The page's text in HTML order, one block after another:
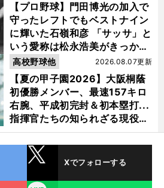
【プロ野球】門田博光の加入で
守ったレフトでもベストナイン
に輝いた石嶺和彦 「サッサ」と
いう愛称は松永浩美がきっか
け？
【夏の甲子園2026】大阪桐蔭
初優勝メンバー、最速157キロ
右腕、平成初完封＆初本塁打...
指揮官たちの知られざる現役時
代
2026.08.07更新
高校野球他
Xでフォローする